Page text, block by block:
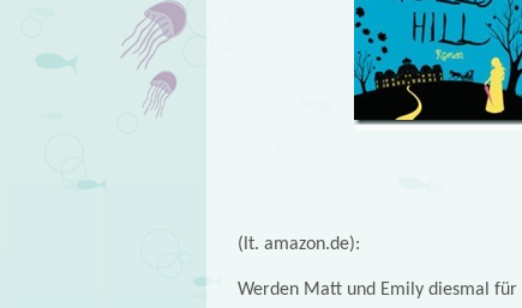
(lt. amazon.de):
Werden Matt und Emily diesmal